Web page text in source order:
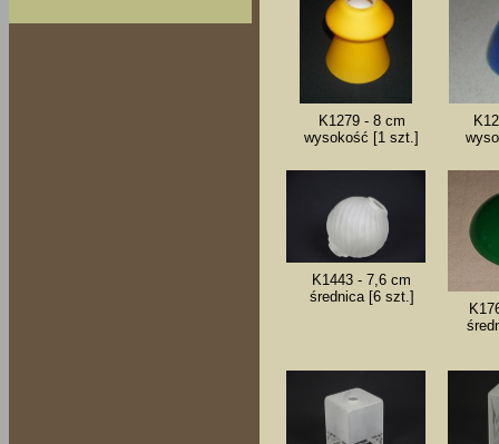
K1279 - 8 cm
wysokość [1 szt.]
K1443 - 7,6 cm
średnica [6 szt.]